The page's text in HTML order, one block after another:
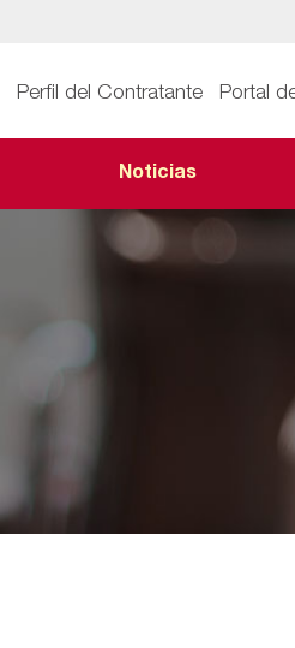
Perfil del Contratante Portal
Noticias